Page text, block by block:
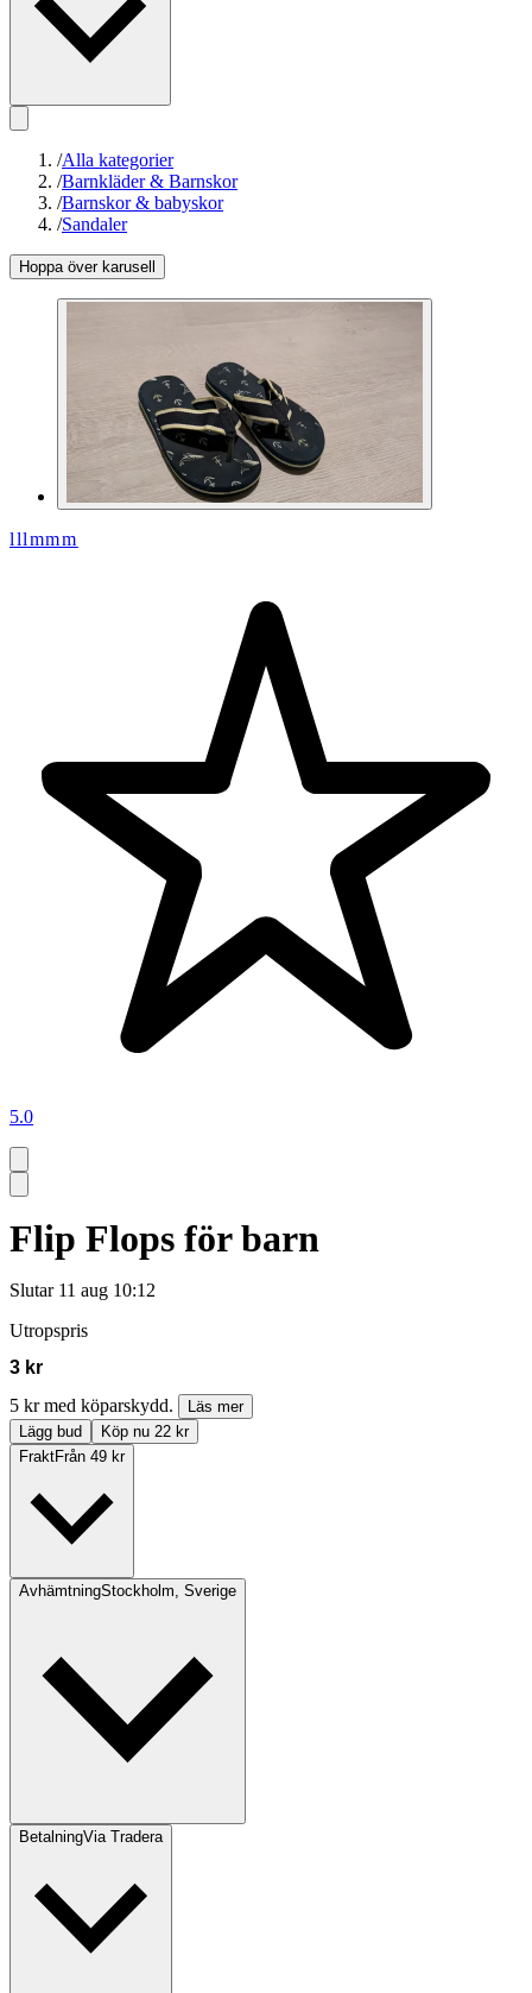
/Alla kategorier
/Barnkläder & Barnskor
/Barnskor & babyskor
/Sandaler
Hoppa över karusell
lllmmm
5.0
Flip Flops för barn
Slutar 11 aug 10:12
Utropspris
3 kr
5 kr med köparskydd.
Läs mer
Lägg bud
Köp nu 22 kr
FraktFrån 49 kr
AvhämtningStockholm, Sverige
BetalningVia Tradera